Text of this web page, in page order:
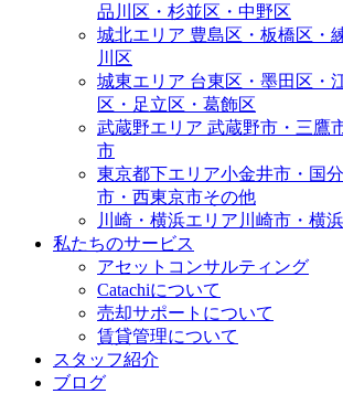
品川区・杉並区・中野区
城北エリア 豊島区・板橋区・
川区
城東エリア 台東区・墨田区・
区・足立区・葛飾区
武蔵野エリア 武蔵野市・三鷹
市
東京都下エリア小金井市・国
市・西東京市その他
川崎・横浜エリア 川崎市・横
私たちのサービス
アセットコンサルティング
Catachiについて
売却サポートについて
賃貸管理について
スタッフ紹介
ブログ